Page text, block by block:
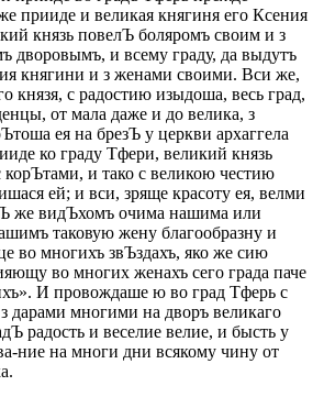
прииде и великая княгиня его Ксения
князь повелЪ боляромъ своим и з
дворовымъ, и всему граду, да выдутъ
княгини и з женами своими. Вси же,
князя, с радостию изыдоша, весь град,
от мала даже и до велика, з
ея на брезЪ у церкви архаггела
ко граду Тфери, великий князь
корЪтами, и тако с великою честию
ей; и вси, зряще красоту ея, велми
же видЪхомъ очима нашима или
таковую жену благообразну и
во многихъ звЪздахъ, яко же сию
во многих женахъ сего града паче
И провождаше ю во град Тферь с
дарами многими на дворъ великаго
радость и веселие велие, и бысть у
ние на многи дни всякому чину от